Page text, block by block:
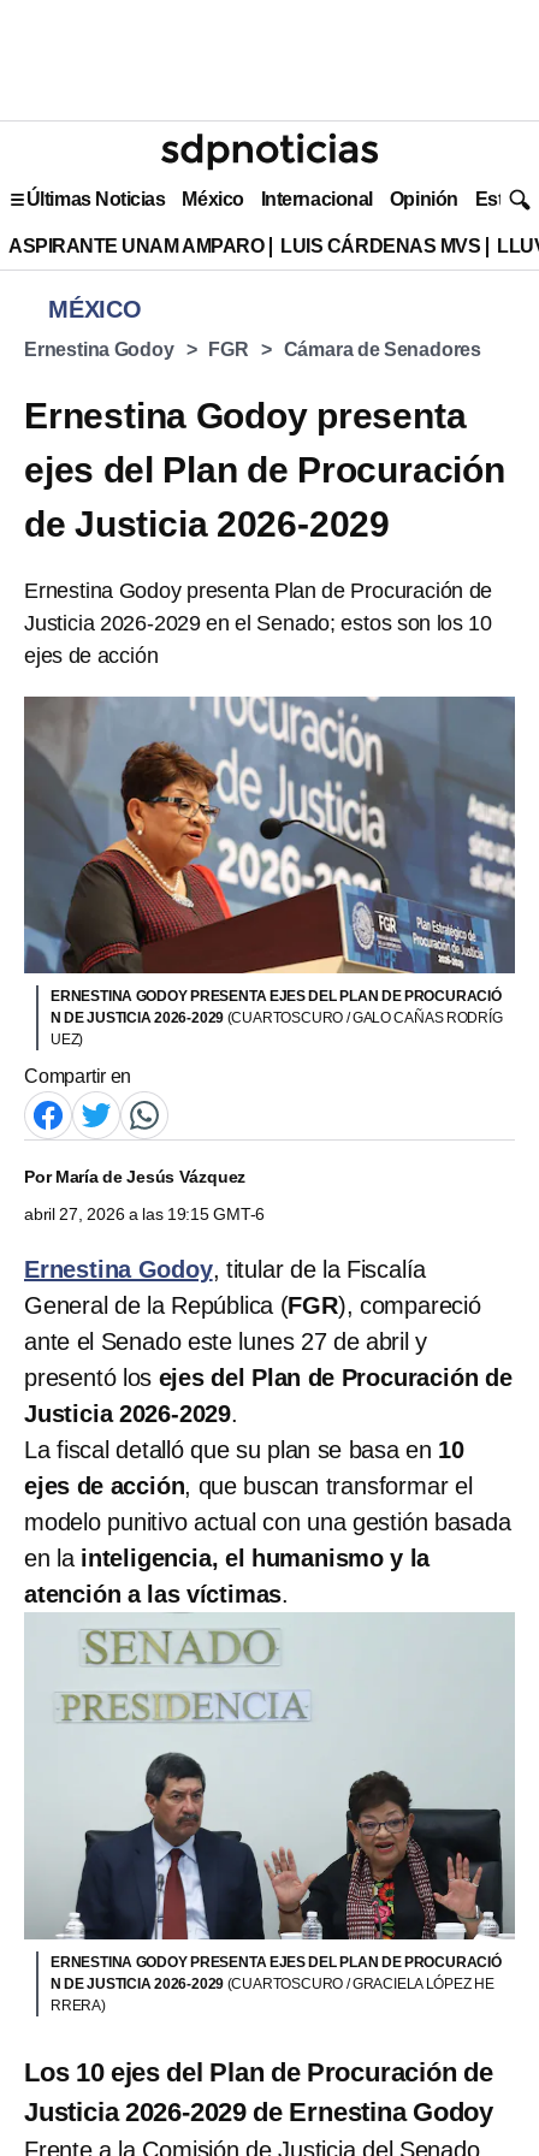
Últimas Noticias México Internacional Opinión Estilo
ASPIRANTE UNAM AMPARO LUIS CÁRDENAS MVS
MÉXICO
Ernestina Godoy FGR Cámara de Senadores
Ernestina Godoy presenta
ejes del Plan de Procuración
de Justicia 2026-2029
Ernestina Godoy presenta Plan de Procuración de
Justicia 2026-2029 en el Senado; estos son los 10
ejes de acción
ERNESTINA GODOY PRESENTA EJES DEL PLAN DE PROCURACIÓ
N DE JUSTICIA 2026-2029 (CUARTOSCURO / GALO CAÑAS RODRÍG
UEZ)
Compartir en
PorMaría de Jesús Vázquez
abril 27, 2026 a las 19:15 GMT-6
Ernestina Godoy, titular de la Fiscalía
General de la República (FGR), compareció
ante el Senado este lunes 27 de abril y
presentó los ejes del Plan de Procuración de
Justicia 2026-2029.
La fiscal detalló que su plan se basa en 10
ejes de acción, que buscan transformar el
modelo punitivo actual con una gestión basada
en la inteligencia, el humanismo y la
atención a las víctimas.
ERNESTINA GODOY PRESENTA EJES DEL PLAN DE PROCURACIÓ
N DE JUSTICIA 2026-2029 (CUARTOSCURO / GRACIELA LÓPEZ HE
RRERA)
Los 10 ejes del Plan de Procuración de
Justicia 2026-2029 de Ernestina Godoy
Frente a la Comisión de Justicia del Senado,